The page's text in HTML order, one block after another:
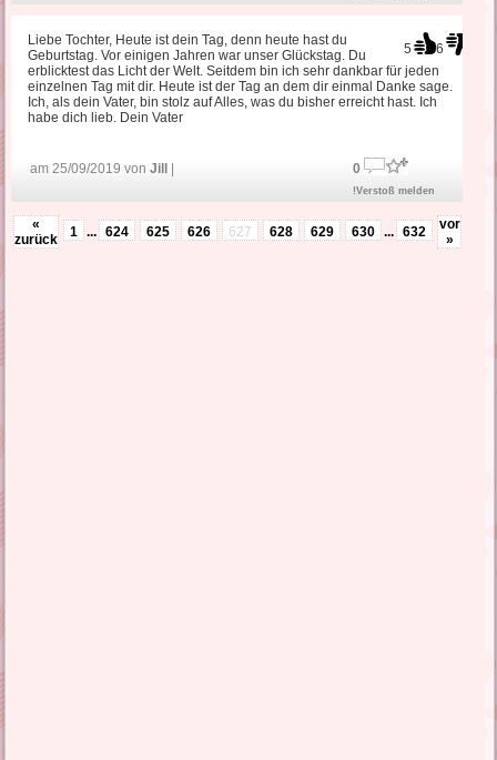
5 6
Liebe Tochter, Heute ist dein Tag, denn heute hast du
Geburtstag. Vor einigen Jahren war unser Glückstag. Du
erblicktest das Licht der Welt. Seitdem bin ich sehr dankbar für jeden
einzelnen Tag mit dir. Heute ist der Tag an dem dir einmal Danke sage.
Ich, als dein Vater, bin stolz auf Alles, was du bisher erreicht hast. Ich
habe dich lieb. Dein Vater
am 25/09/2019 vonJill 0
!Verstoß melden
«
zurück
1 ... 624 625 626 627 628 629 630 ... 632
vor
»